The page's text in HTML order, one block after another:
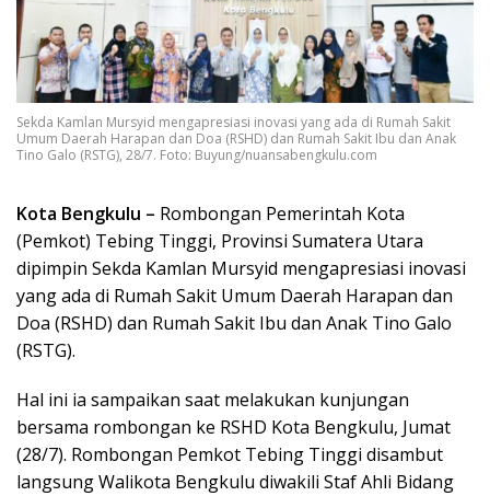
Sekda Kamlan Mursyid mengapresiasi inovasi yang ada di Rumah Sakit
Umum Daerah Harapan dan Doa (RSHD) dan Rumah Sakit Ibu dan Anak
Tino Galo (RSTG), 28/7. Foto: Buyung/nuansabengkulu.com
Kota Bengkulu – Rombongan Pemerintah Kota
(Pemkot) Tebing Tinggi, Provinsi Sumatera Utara
dipimpin Sekda Kamlan Mursyid mengapresiasi inovasi
yang ada di Rumah Sakit Umum Daerah Harapan dan
Doa (RSHD) dan Rumah Sakit Ibu dan Anak Tino Galo
(RSTG).
Hal ini ia sampaikan saat melakukan kunjungan
bersama rombongan ke RSHD Kota Bengkulu, Jumat
(28/7). Rombongan Pemkot Tebing Tinggi disambut
langsung Walikota Bengkulu diwakili Staf Ahli Bidang